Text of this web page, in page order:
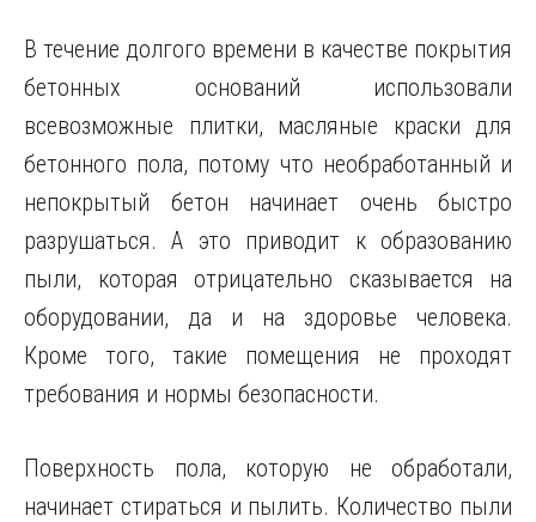
В течение долгого времени в качестве покрытия
бетонных оснований использовали
всевозможные плитки, масляные краски для
бетонного пола, потому что необработанный и
непокрытый бетон начинает очень быстро
разрушаться. А это приводит к образованию
пыли, которая отрицательно сказывается на
оборудовании, да и на здоровье человека.
Кроме того, такие помещения не проходят
требования и нормы безопасности.
Поверхность пола, которую не обработали,
начинает стираться и пылить. Количество пыли